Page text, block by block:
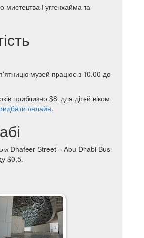
мистецтва Гуггенхайма та
п'ятницю музей працює з 10.00 до
приблизно $8, для дітей віком
онлайн.
Dhafeer Street – Abu Dhabi Bus
$0,5.